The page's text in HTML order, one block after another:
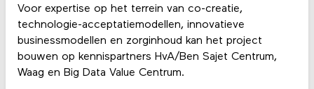
Voor expertise op het terrein van co-creatie,
technologie-acceptatiemodellen, innovatieve
businessmodellen en zorginhoud kan het project
bouwen op kennispartners HvA/Ben Sajet Centrum,
Waag en Big Data Value Centrum.